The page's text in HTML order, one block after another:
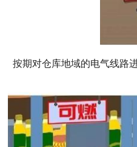
按期对仓库地域的电气线路